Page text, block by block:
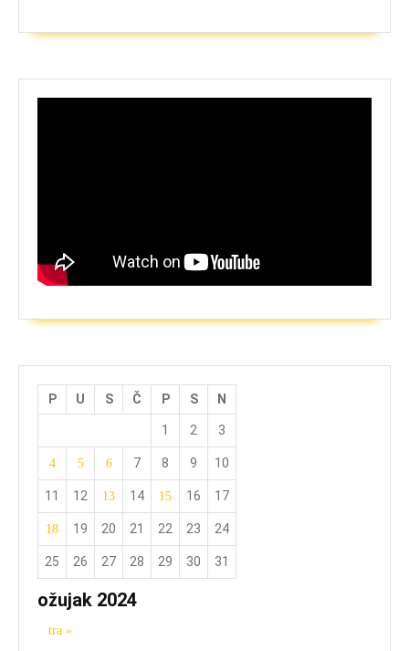
ožujak 2024
P U S Č P S N
1 2 3
4 5 6 7 8 9 10
11 12 13 14 15 16 17
18 19 20 21 22 23 24
25 26 27 28 29 30 31
tra »